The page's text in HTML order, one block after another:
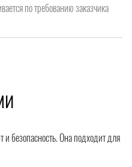
по требованию заказчика
и безопасность. Она подходит для